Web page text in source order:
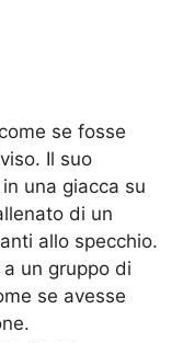
se fosse
Il suo
una giacca su
di un
allo specchio.
un gruppo di
se avesse